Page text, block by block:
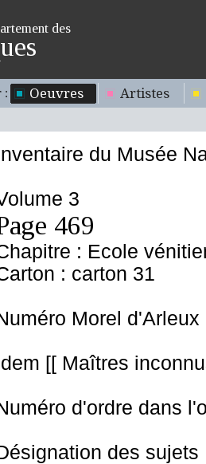
des
: Oeuvres Artistes
du Musée
3
469
: Ecole
: carton 31
Morel d'Arleux
[[ Maîtres
d'ordre dans
des sujets